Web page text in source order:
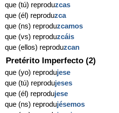
que (tú) reproduzcas
que (él) reproduzca
que (ns) reproduzcamos
que (vs) reproduzcáis
que (ellos) reproduzcan
Pretérito Imperfecto (2)
que (yo) reprodujese
que (tú) reprodujeses
que (él) reprodujese
que (ns) reprodujésemos